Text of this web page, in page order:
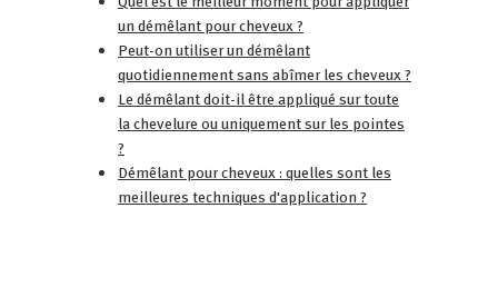
un démêlant pour cheveux ?
Peut-on utiliser un démêlant
quotidiennement sans abîmer les cheveux ?
Le démêlant doit-il être appliqué sur toute
la chevelure ou uniquement sur les pointes
?
Démêlant pour cheveux : quelles sont les
meilleures techniques d'application ?